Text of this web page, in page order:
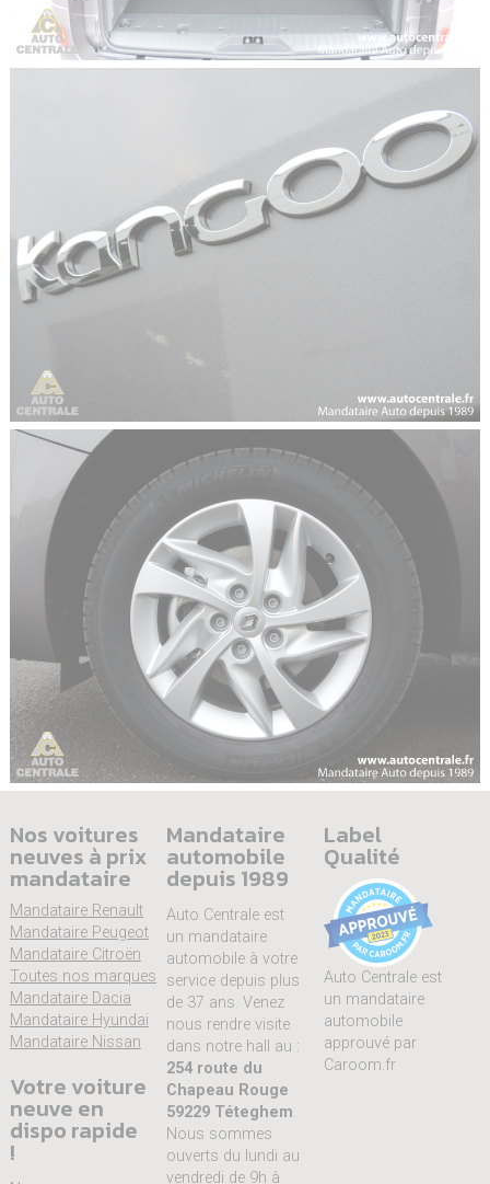
Nos voitures
neuves à prix
mandataire
Mandataire Renault
Mandataire Peugeot
Mandataire Citroën
Toutes nos marques
Mandataire Dacia
Mandataire Hyundai
Mandataire Nissan
Votre voiture
neuve en
dispo rapide
!
Mandataire
automobile
depuis 1989
Auto Centrale est
un mandataire
automobile à votre
service depuis plus
de 37 ans. Venez
nous rendre visite
dans notre hall au :
254 route du
Chapeau Rouge
59229 Téteghem.
Nous sommes
ouverts du lundi au
vendredi de 9h à
Label
Qualité
Auto Centrale est
un mandataire
automobile
approuvé par
Caroom.fr